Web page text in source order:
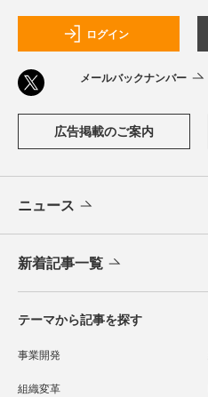
ログイン
メールバックナンバー
広告掲載のご案内
ニュース
新着記事一覧
テーマから記事を探す
事業開発
組織変革